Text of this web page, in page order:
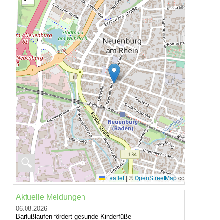
🔍
Leaflet |©OpenStreetMapcontributors
Aktuelle Meldungen
06.08.2026
Barfußlaufen fördert gesunde Kinderfüße